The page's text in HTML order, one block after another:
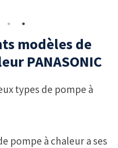
modèles de
PANASONIC
types de pompe à
pompe à chaleur a ses